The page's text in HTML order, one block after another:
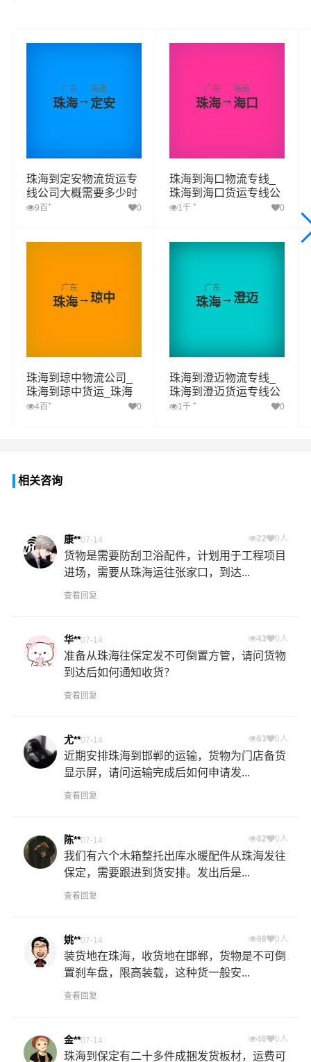
广东
珠海→
海南
定安
珠海到定安物流货运专
线公司大概需要多少时
间9百 + 0
广东
珠海→
海南
海口
珠海到海口物流专线_
珠海到海口货运专线公
司1千 + 0
广东
珠海→琼中
珠海到琼中物流公司_
珠海到琼中货运_珠海
至琼中物流专线
4百 + 0
广东
珠海→ 澄迈
珠海到澄迈物流专线_
珠海到澄迈货运专线公
司1千 + 0
相关咨询
康**07-14 22 0人
货物是需要防刮卫浴配件，计划用于工程项目
进场，需要从珠海运往张家口，到达...
查看回复
华**07-14 43 0人
准备从珠海往保定发不可倒置方管，请问货物
到达后如何通知收货？
查看回复
尤**07-14 63 0人
近期安排珠海到邯郸的运输，货物为门店备货
显示屏，请问运输完成后如何申请发...
查看回复
陈**07-14 82 0人
我们有六个木箱整托出库水暖配件从珠海发往
保定，需要跟进到货安排。发出后是...
查看回复
姚**07-14 98 0人
装货地在珠海，收货地在邯郸，货物是不可倒
置刹车盘，限高装载，这种货一般安...
查看回复
金**07-14 46 0人
珠海到保定有二十多件成捆发货板材，运费可